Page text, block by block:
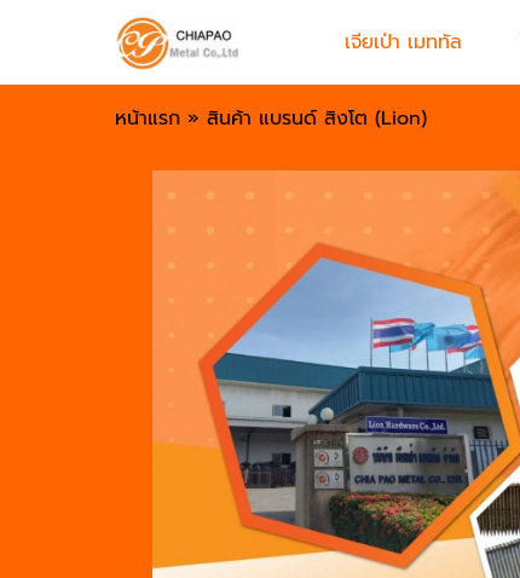
เจียเป่า เมททัล
หน้าแรก » สินค้า แบรนด์ สิงโต (Lion)